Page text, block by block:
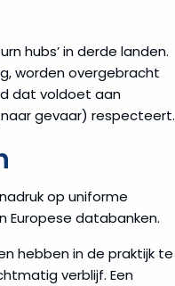
hubs’ in derde landen.
worden overgebracht
dat voldoet aan
gevaar) respecteert.
op uniforme
Europese databanken.
hebben in de praktijk te
verblijf. Een